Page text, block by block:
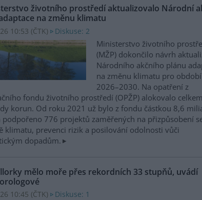
životního prostředí aktualizovalo Národní
na změnu klimatu
10:53 (ČTK) Diskuse: 2
Ministerstvo životního
(MŽP) dokončilo návrh
Národního akčního plánu
na změnu klimatu pro období
2026–2030. Na opatření z
fondu životního prostředí (OPŽP) alokovalo
korun. Od roku 2021 už bylo z fondu částkou 8,6
podpořeno 776 projektů zaměřených na přizpůsobení
klimatu, prevenci rizik a posilování odolnosti vůči
dopadům.
mělo moře přes rekordních 33 stupňů, uvádí
10:45 (ČTK) Diskuse: 1